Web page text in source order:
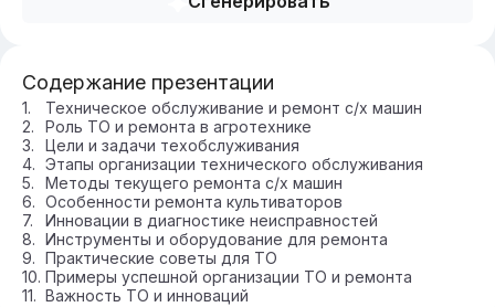
Содержание презентации
Техническое обслуживание и ремонт с/х машин
Роль ТО и ремонта в агротехнике
Цели и задачи техобслуживания
Этапы организации технического обслуживания
Методы текущего ремонта с/х машин
Особенности ремонта культиваторов
Инновации в диагностике неисправностей
Инструменты и оборудование для ремонта
Практические советы для ТО
Примеры успешной организации ТО и ремонта
Важность ТО и инноваций